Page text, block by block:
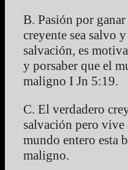
B. Pasión por
creyente sea salvo
salvación, es
y porsaber que el
maligno I Jn 5:19.
C. El verdadero
salvación pero
mundo entero esta
maligno.